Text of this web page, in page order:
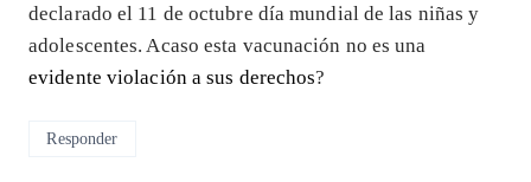
declarado el 11 de octubre día mundial de las niñas y
adolescentes. Acaso esta vacunación no es una
evidente violación a sus derechos?
Responder